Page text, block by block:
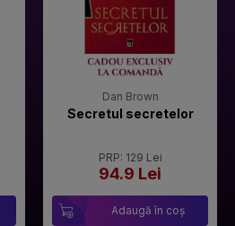
Dan Brown
Secretul secretelor
PRP: 129 Lei
94.9 Lei
Adaugă în coș